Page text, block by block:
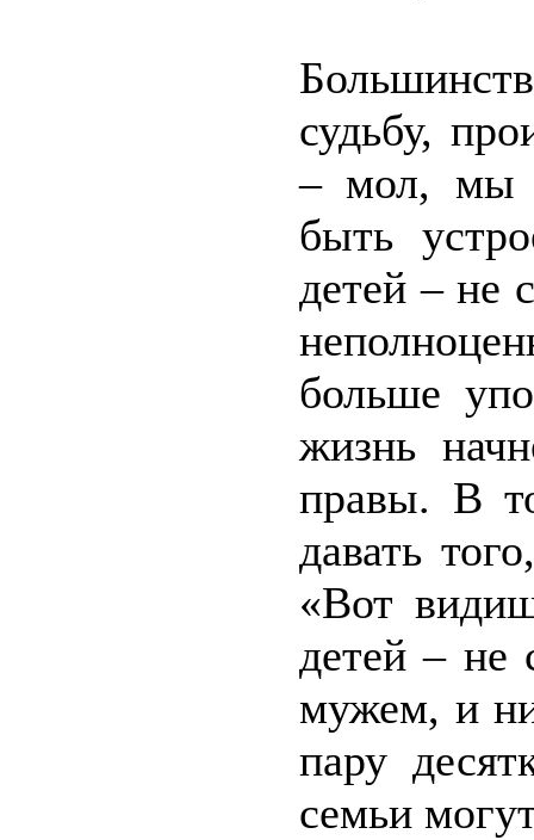
судьбу,
– мол, мы
быть
детей – не
больше
жизнь
правы. В
давать
«Вот
детей – не
мужем, и
пару
семьи